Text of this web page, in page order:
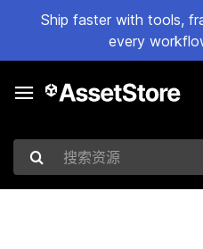
Ship faster with tools,
every
搜索资源